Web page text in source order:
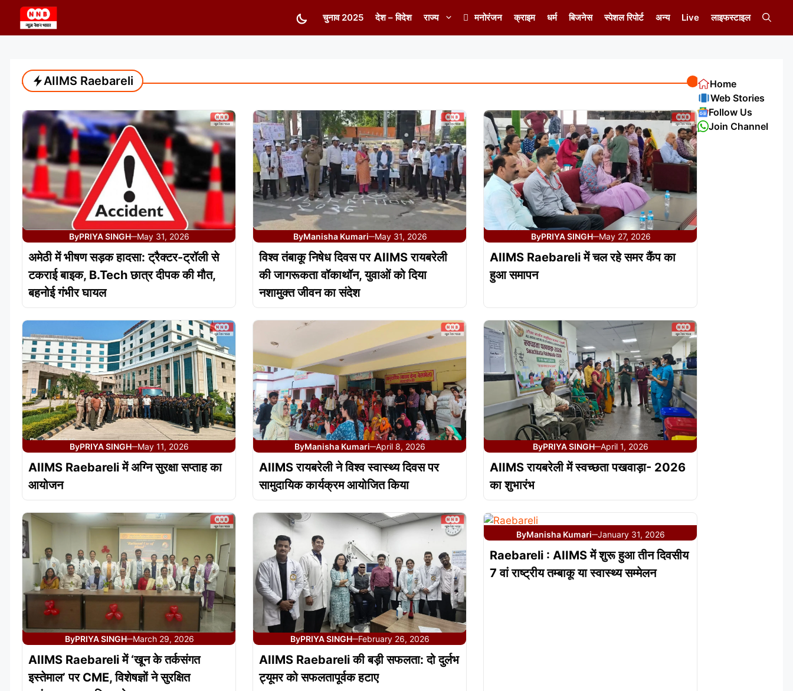
content
चुनाव 2025 देश – विदेश राज्य मनोरंजन क्राइम धर्म बिजनेस स्पेशल रिपोर्ट अन्य Live लाइफस्टाइल
AIIMS Raebareli
ByPRIYA SINGH—May 31, 2026
अमेठी में भीषण सड़क हादसा: ट्रैक्टर-ट्रॉली से
टकराई बाइक, B.Tech छात्र दीपक की मौत,
बहनोई गंभीर घायल
ByManisha Kumari—May 31, 2026
विश्व तंबाकू निषेध दिवस पर AIIMS रायबरेली
की जागरूकता वॉकाथॉन, युवाओं को दिया
नशामुक्त जीवन का संदेश
ByPRIYA SINGH—May 27, 2026
AIIMS Raebareli में चल रहे समर कैंप का
हुआ समापन
ByPRIYA SINGH—May 11, 2026
AIIMS Raebareli में अग्नि सुरक्षा सप्ताह का
आयोजन
ByManisha Kumari—April 8, 2026
AIIMS रायबरेली ने विश्व स्वास्थ्य दिवस पर
सामुदायिक कार्यक्रम आयोजित किया
ByPRIYA SINGH—April 1, 2026
AIIMS रायबरेली में स्वच्छता पखवाड़ा- 2026
का शुभारंभ
ByPRIYA SINGH—March 29, 2026
AIIMS Raebareli में ‘खून के तर्कसंगत
इस्तेमाल’ पर CME, विशेषज्ञों ने सुरक्षित
ByPRIYA SINGH—February 26, 2026
AIIMS Raebareli की बड़ी सफलता: दो दुर्लभ
ट्यूमर को सफलतापूर्वक हटाए
ByManisha Kumari—January 31, 2026
Raebareli : AIIMS में शुरू हुआ तीन दिवसीय
7 वां राष्ट्रीय तम्बाकू या स्वास्थ्य सम्मेलन
Home
Web Stories
Follow Us
Join Channel